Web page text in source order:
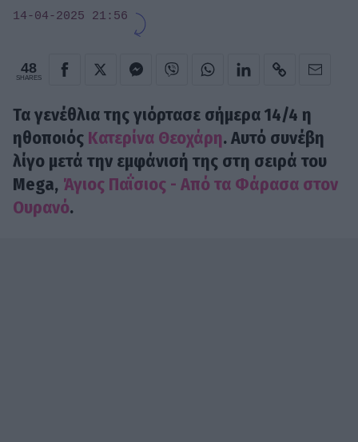
14-04-2025 21:56
48
SHARES
Τα γενέθλια της γιόρτασε σήμερα 14/4 η
ηθοποιός Κατερίνα Θεοχάρη. Αυτό συνέβη
λίγο μετά την εμφάνισή της στη σειρά του
Mega, Άγιος Παΐσιος - Από τα Φάρασα στον
Ουρανό.